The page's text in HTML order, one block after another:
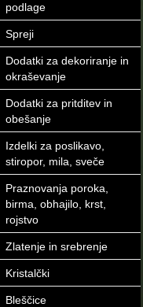
podlage
Spreji
Dodatki za dekoriranje in
okraševanje
Dodatki za pritditev in
obešanje
Izdelki za poslikavo,
stiropor, mila, sveče
Praznovanja poroka,
birma, obhajilo, krst,
rojstvo
Zlatenje in srebrenje
Kristalčki
Bleščice